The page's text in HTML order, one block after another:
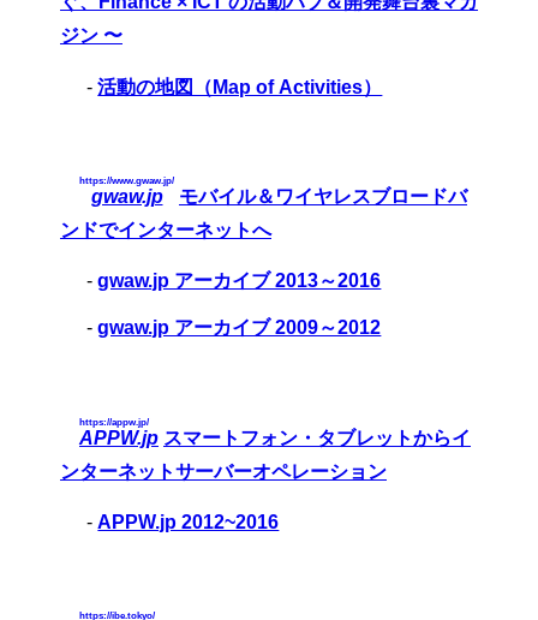
ジン 〜
-活動の地図（Map of Activities）
gwaw.jp
https://www.gwaw.jp/
モバイル＆ワイヤレスブロードバ
ンドでインターネットへ
-gwaw.jp アーカイブ 2013～2016
-gwaw.jp アーカイブ 2009～2012
APPW.jp
https://appw.jp/
スマートフォン・タブレットからイ
ンターネットサーバーオペレーション
-APPW.jp 2012~2016
https://ibe.tokyo/